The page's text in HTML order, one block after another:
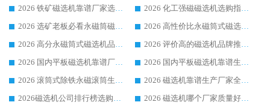
2026 铁矿磁选机靠谱厂家选购指南，领域强者华体会手机网页版-华体会(中国) 铁矿磁选机性价比高
2026 化工强磁磁选机选购指南 5 家行业口碑靠谱厂家领域强者推荐
2026 选矿老板必看永磁筒磁选机推荐 行业头部品牌口碑设备选购全攻略
2026 高性价比永磁筒式磁选机品牌盘点 行业强者口碑实测选购完整指南
2026 高分永磁筒式磁选机品牌推荐 选矿设备强者对比测评采购避坑全攻略
2026 评价高的磁选机品牌推荐选购指南，永磁筒式磁选机设备领域强者全景行业口碑解析
2026 国内平板磁选机靠谱厂家排名 行业实测口碑设备按需选购全指南
2026 国内平板磁选机靠谱生产厂家推荐排名|行业口碑选购指南，领域强者按需选设备
2026 滚筒式除铁永磁滚筒生产厂家推荐排名|行业口碑选购指南，领域强者源头厂商精选
2026 磁选机靠谱生产厂家全梳理 分场景选型行业头部品牌选购参考攻略
2026磁选机公司排行榜选购指南|正规源头厂家推荐，领域强者高性价比靠谱信赖品牌
2026 磁选机哪个厂家质量好？十大靠谱磁电企业排名选购指南